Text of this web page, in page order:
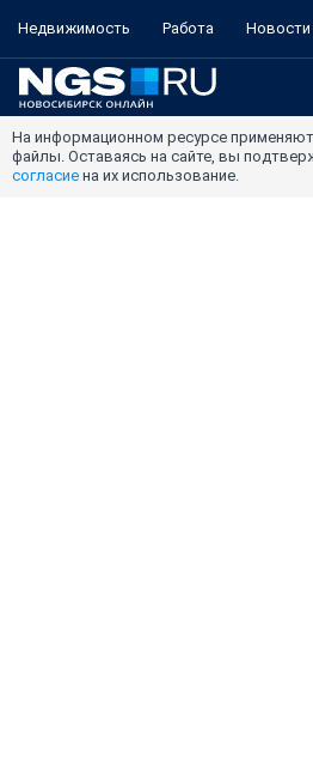
Недвижимость Работа Новости
На информационном ресурсе
файлы. Оставаясь на сайте, вы
согласие на их использование.